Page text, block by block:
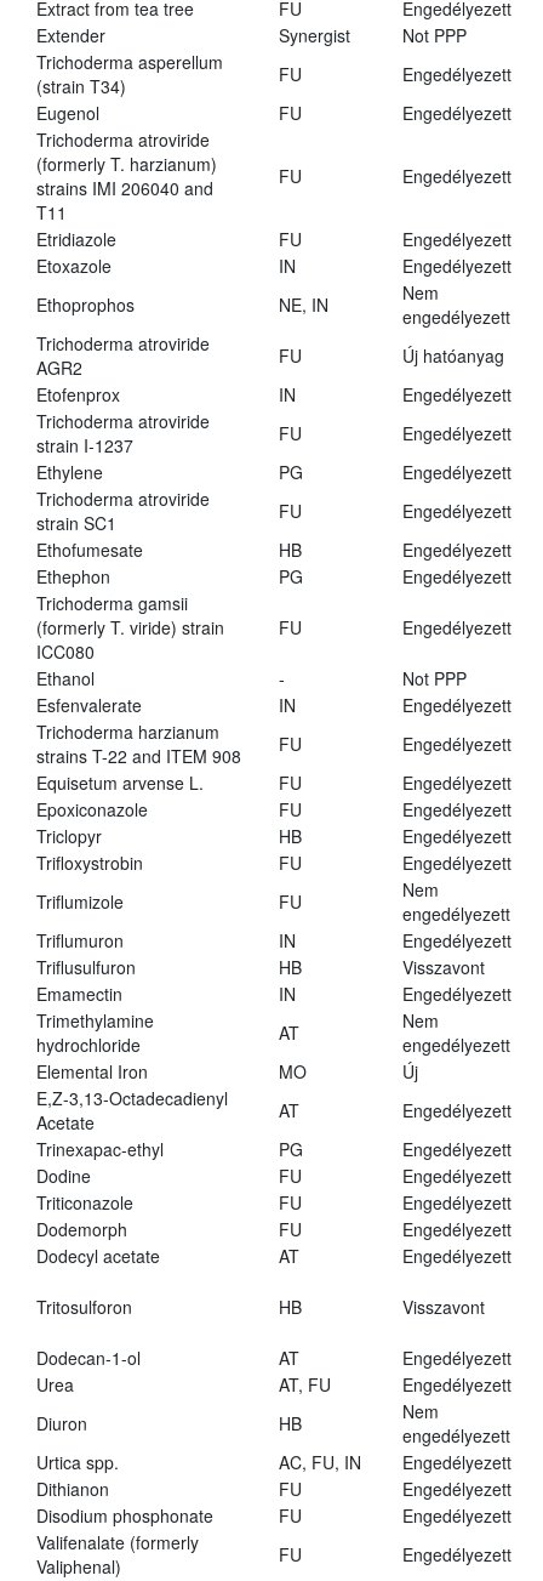
Extract from tea tree
FU
Engedélyezett
Extender
Synergist
Not PPP
Trichoderma asperellum
(strain T34)
FU
Engedélyezett
Eugenol
FU
Engedélyezett
Trichoderma atroviride
(formerly T. harzianum)
strains IMI 206040 and
T11
FU Engedélyezett
Etridiazole FU
Engedélyezett
Etoxazole
IN
Engedélyezett
Ethoprophos
NE, IN
Nem
engedélyezett
Trichoderma atroviride
AGR2
FU
Új hatóanyag
Etofenprox
IN
Engedélyezett
Trichoderma atroviride
strain I-1237
FU
Engedélyezett
Ethylene
PG
Engedélyezett
Trichoderma atroviride
strain SC1
FU
Engedélyezett
Ethofumesate
HB
Engedélyezett
Ethephon
PG
Engedélyezett
Trichoderma gamsii
(formerly T. viride) strain
ICC080
FU Engedélyezett
Ethanol -
Not PPP
Esfenvalerate
IN
Engedélyezett
Trichoderma harzianum
strains T-22 and ITEM 908
FU
Engedélyezett
Equisetum arvense L.
FU
Engedélyezett
Epoxiconazole
FU
Engedélyezett
Triclopyr
HB
Engedélyezett
Trifloxystrobin
FU
Engedélyezett
Triflumizole
FU
Nem
engedélyezett
Triflumuron
IN
Engedélyezett
Triflusulfuron
HB
Visszavont
Emamectin
IN
Engedélyezett
Trimethylamine
hydrochloride
AT
Nem
engedélyezett
Elemental Iron
MO
Új
E,Z-3,13-Octadecadienyl
Acetate
AT
Engedélyezett
Trinexapac-ethyl
PG
Engedélyezett
Dodine
FU
Engedélyezett
Triticonazole
FU
Engedélyezett
Dodemorph
FU
Engedélyezett
Dodecyl acetate
AT Engedélyezett
Tritosulforon HB Visszavont
Dodecan-1-ol AT
Engedélyezett
Urea
AT, FU
Engedélyezett
Diuron
HB
Nem
engedélyezett
Urtica spp.
AC, FU, IN
Engedélyezett
Dithianon
FU
Engedélyezett
Disodium phosphonate
FU
Engedélyezett
Valifenalate (formerly
Valiphenal)
FU Engedélyezett